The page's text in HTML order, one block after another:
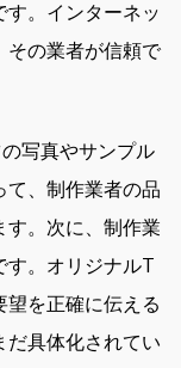
。インターネッ
その業者が信頼で
写真やサンプル
て、制作業者の品
す。次に、制作業
す。オリジナルT
望を正確に伝える
だ具体化されてい